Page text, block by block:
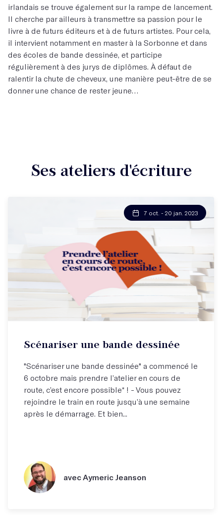
irlandais se trouve également sur la rampe de lancement.
Il cherche par ailleurs à transmettre sa passion pour le
livre à de futurs éditeurs et à de futurs artistes. Pour cela,
il intervient notamment en master à la Sorbonne et dans
des écoles de bande dessinée, et participe
régulièrement à des jurys de diplômes. À défaut de
ralentir la chute de cheveux, une manière peut-être de se
donner une chance de rester jeune…
Ses ateliers d'écriture
7 oct. - 20 jan. 2023
Scénariser une bande dessinée
"Scénariser une bande dessinée" a commencé le
6 octobre mais prendre l’atelier en cours de
route, c’est encore possible* ! - Vous pouvez
rejoindre le train en route jusqu’à une semaine
après le démarrage. Et bien...
avec Aymeric Jeanson